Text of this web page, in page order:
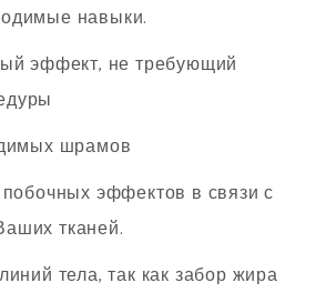
навыки.
эффект, не требующий
шрамов
эффектов в связи с
тканей.
тела, так как забор жира